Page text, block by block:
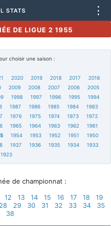
STATS ⋮
DE LIGUE 2 1955
choisir une saison :
2020 2019 2018 2017
2016
2009 2008 2007 2006
2005
1998 1997 1996 1995
1994
1987 1986 1985 1984
1983
1976 1975 1974 1973
1972
1965 1964 1963 1962
1961
1954 1953 1952 1951
1950
1937 1936 1935 1934
1933
1923
de championnat :
12 13 14 15 16 17 18
19
28 29 30 31 32 33 34
35
38